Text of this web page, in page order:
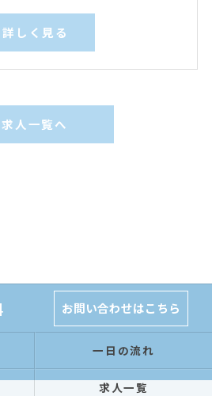
詳しく見る
求人一覧へ
お問い合わせはこちら
一日の流れ
求人一覧